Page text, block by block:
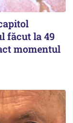
făcut la 49
momentul